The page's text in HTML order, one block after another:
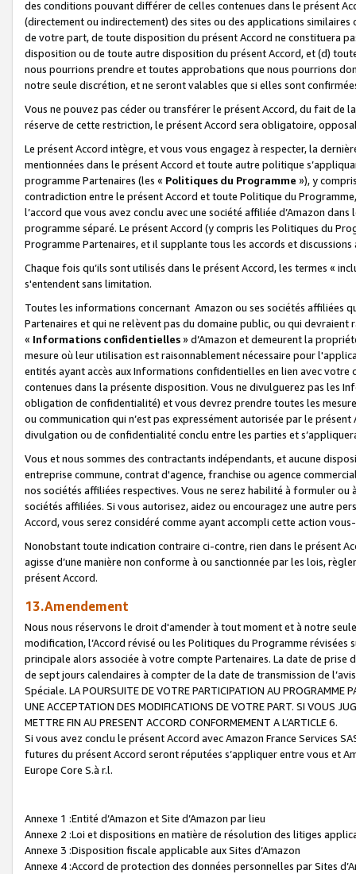
des conditions pouvant différer de celles contenues dans le présent
(directement ou indirectement) des sites ou des applications
de votre part, de toute disposition du présent Accord ne constituera
disposition ou de toute autre disposition du présent Accord, et (d)
nous pourrions prendre et toutes approbations que nous pourrions
notre seule discrétion, et ne seront valables que si elles sont
Vous ne pouvez pas céder ou transférer le présent Accord, du fait de
réserve de cette restriction, le présent Accord sera obligatoire,
Le présent Accord intègre, et vous vous engagez à respecter, la
mentionnées dans le présent Accord et toute autre politique
programme Partenaires (les « Politiques du Programme »), y
contradiction entre le présent Accord et toute Politique du
l’accord que vous avez conclu avec une société affiliée d’Amazon
programme séparé. Le présent Accord (y compris les Politiques du
Programme Partenaires, et il supplante tous les accords et discussions
Chaque fois qu’ils sont utilisés dans le présent Accord, les termes «
s'entendent sans limitation.
Toutes les informations concernant Amazon ou ses sociétés affiliées
Partenaires et qui ne relèvent pas du domaine public, ou qui
« Informations confidentielles» d’Amazon et demeurent la
mesure où leur utilisation est raisonnablement nécessaire pour
entités ayant accès aux Informations confidentielles en lien avec
contenues dans la présente disposition. Vous ne divulguerez pas les
obligation de confidentialité) et vous devrez prendre toutes les
ou communication qui n’est pas expressément autorisée par le
divulgation ou de confidentialité conclu entre les parties et
Vous et nous sommes des contractants indépendants, et aucune
entreprise commune, contrat d'agence, franchise ou agence
nos sociétés affiliées respectives. Vous ne serez habilité à formuler
sociétés affiliées. Si vous autorisez, aidez ou encouragez une autre
Accord, vous serez considéré comme ayant accompli cette action
Nonobstant toute indication contraire ci-contre, rien dans le présent
agisse d’une manière non conforme à ou sanctionnée par les lois,
présent Accord.
13.Amendement
Nous nous réservons le droit d'amender à tout moment et à notre
modification, l’Accord révisé ou les Politiques du Programme
principale alors associée à votre compte Partenaires. La date de
de sept jours calendaires à compter de la date de transmission de
Spéciale. LA POURSUITE DE VOTRE PARTICIPATION AU PROGRAMME
UNE ACCEPTATION DES MODIFICATIONS DE VOTRE PART. SI VOUS
METTRE FIN AU PRESENT ACCORD CONFORMEMENT A L’ARTICLE 6.
Si vous avez conclu le présent Accord avec Amazon France Services
futures du présent Accord seront réputées s’appliquer entre vous et
Europe Core S.à r.l.
Annexe 1 :Entité d’Amazon et Site d’Amazon par lieu
Annexe 2 :Loi et dispositions en matière de résolution des litiges
Annexe 3 :Disposition fiscale applicable aux Sites d’Amazon
Annexe 4 :Accord de protection des données personnelles par Sites